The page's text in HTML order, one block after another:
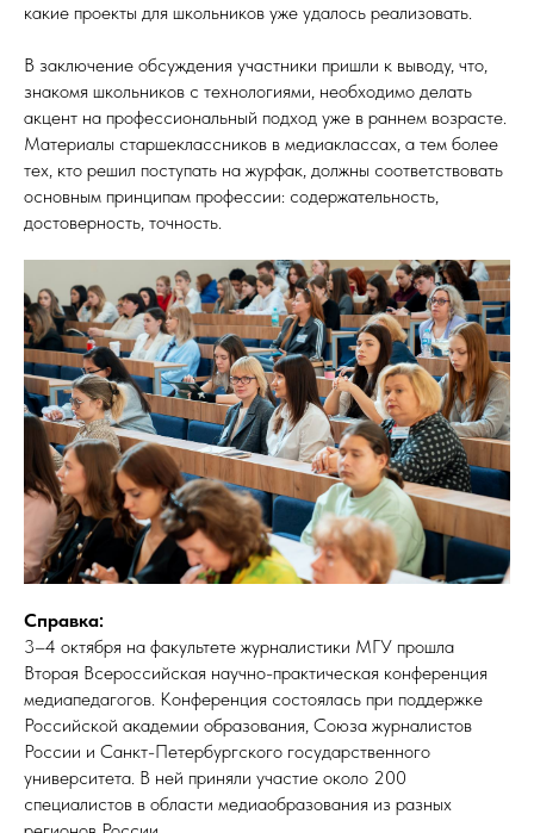
какие проекты для школьников уже удалось реализовать.
В заключение обсуждения участники пришли к выводу, что,
знакомя школьников с технологиями, необходимо делать
акцент на профессиональный подход уже в раннем возрасте.
Материалы старшеклассников в медиаклассах, а тем более
тех, кто решил поступать на журфак, должны соответствовать
основным принципам профессии: содержательность,
достоверность, точность.
Справка:
3–4 октября на факультете журналистики МГУ прошла
Вторая Всероссийская научно-практическая конференция
медиапедагогов. Конференция состоялась при поддержке
Российской академии образования, Союза журналистов
России и Санкт-Петербургского государственного
университета. В ней приняли участие около 200
специалистов в области медиаобразования из разных